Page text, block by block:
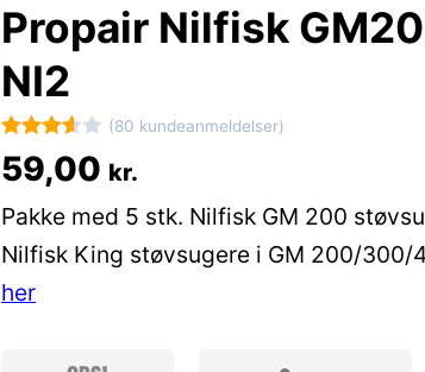
Propair Nilfisk
NI2
Bedømt
som
3.6ud
af 5
på
80
(80 kundeanmeldelser)
59,00 kr.
Pakke med 5 stk. Nilfisk GM 200
Nilfisk King støvsugere i GM 200/
her